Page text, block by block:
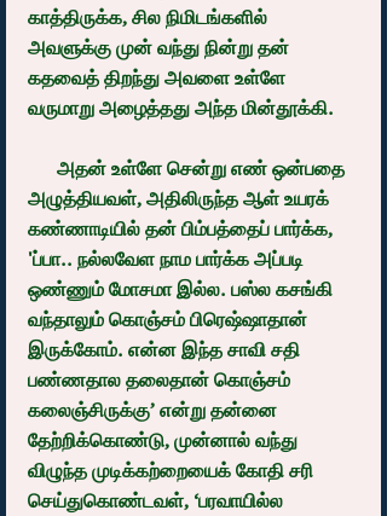
காத்திருக்க, சில நிமிடங்களில்
அவளுக்கு முன் வந்து நின்று தன்
கதவைத் திறந்து அவளை உள்ளே
வருமாறு அழைத்தது அந்த மின்தூக்கி.
அழுத்தியவள், அதிலிருந்த ஆள் உயரக்
கண்ணாடியில் தன் பிம்பத்தைப் பார்க்க,
'ப்பா.. நல்லவேள நாம பார்க்க அப்படி
ஒண்ணும் மோசமா இல்ல. பஸ்ல கசங்கி
வந்தாலும் கொஞ்சம் பிரெஷ்ஷாதான்
இருக்கோம். என்ன இந்த சாவி சதி
பண்ணதால தலைதான் கொஞ்சம்
கலைஞ்சிருக்கு’ என்று தன்னை
தேற்றிக்கொண்டு, முன்னால் வந்து
விழுந்த முடிக்கற்றையைக் கோதி சரி
செய்துகொண்டவள், ‘பரவாயில்ல